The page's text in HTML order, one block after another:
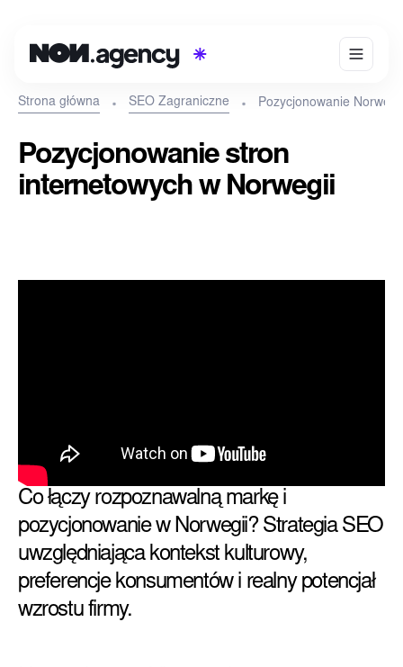
Strona główna SEO Zagraniczne Pozycjonowanie
Pozycjonowanie stron
internetowych w Norwegii
Co łączy rozpoznawalną markę i
pozycjonowanie w Norwegii? Strategia SEO
uwzględniająca kontekst kulturowy,
preferencje konsumentów i realny potencjał
wzrostu firmy.